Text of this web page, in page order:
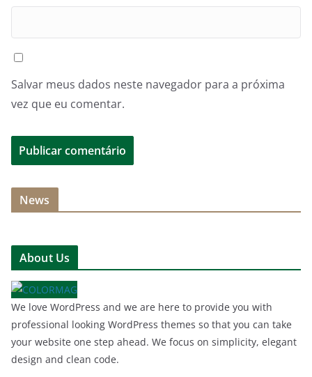
Salvar meus dados neste navegador para a próxima
vez que eu comentar.
News
About Us
We love WordPress and we are here to provide you with
professional looking WordPress themes so that you can take
your website one step ahead. We focus on simplicity, elegant
design and clean code.